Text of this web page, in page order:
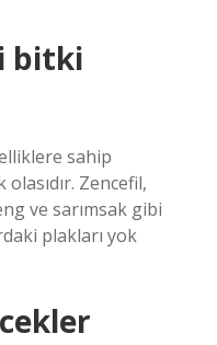
bitki
sahip
Zencefil,
ve sarımsak gibi
plakları yok